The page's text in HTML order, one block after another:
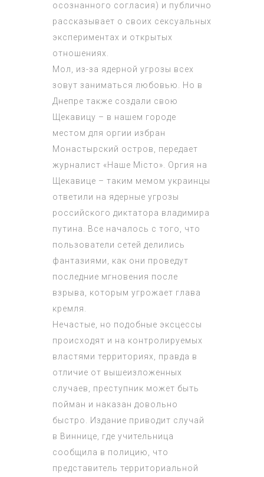
осознанного согласия) и публично
рассказывает о своих сексуальных
экспериментах и ​​открытых
отношениях.
Мол, из-за ядерной угрозы всех
зовут заниматься любовью. Но в
Днепре также создали свою
Щекавицу – в нашем городе
местом для оргии избран
Монастырский остров, передает
журналист «Наше Місто». Оргия на
Щекавице – таким мемом украинцы
ответили на ядерные угрозы
российского диктатора владимира
путина. Все началось с того, что
пользователи сетей делились
фантазиями, как они проведут
последние мгновения после
взрыва, которым угрожает глава
кремля.
Нечастые, но подобные эксцессы
происходят и на контролируемых
властями территориях, правда в
отличие от вышеизложенных
случаев, преступник может быть
пойман и наказан довольно
быстро. Издание приводит случай
в Виннице, где учительница
сообщила в полицию, что
представитель территориальной